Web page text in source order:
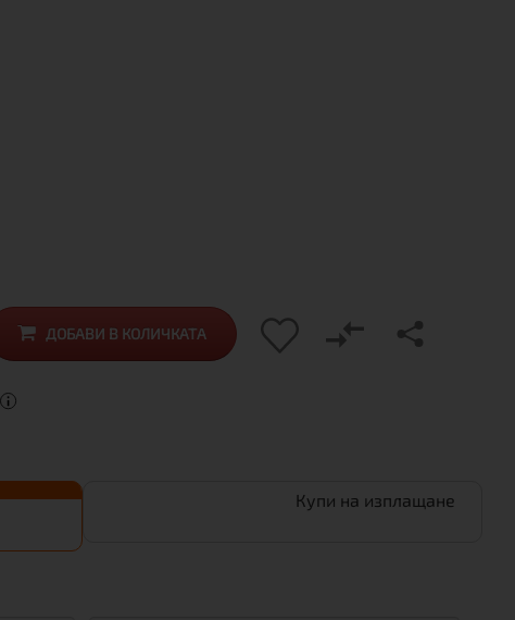
ДОБАВИ В КОЛИЧКАТА
Купи на изплащане